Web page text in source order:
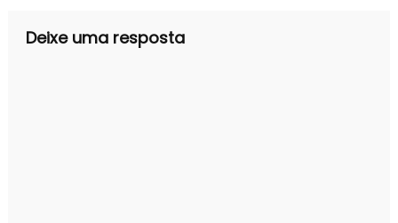
Deixe uma resposta